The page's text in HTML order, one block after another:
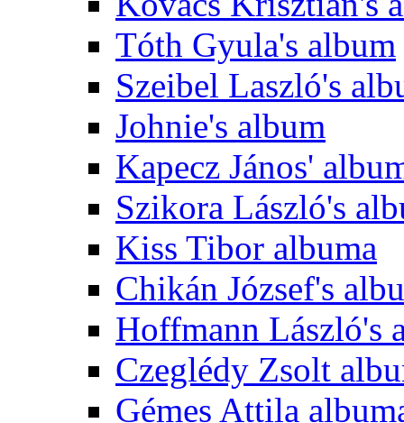
Tóth Gyula's album
Szeibel Laszló's
Johnie's album
Kapecz János'
Szikora László's
Kiss Tibor albuma
Chikán József's
Hoffmann László's
Czeglédy Zsolt
Gémes Attila